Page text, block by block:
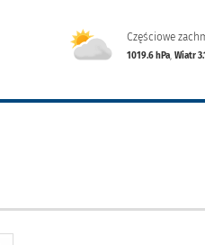
Częściowe
1019.6 hPa,Wiatr